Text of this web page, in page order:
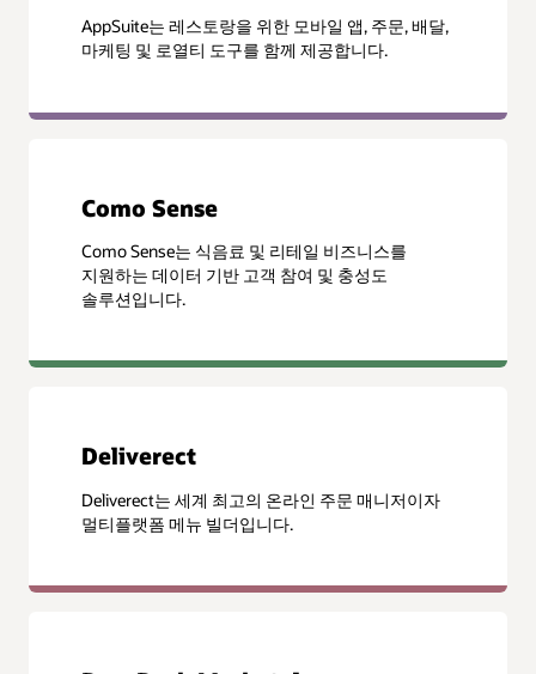
AppSuite는 레스토랑을 위한 모바일 앱, 주문, 배달,
마케팅 및 로열티 도구를 함께 제공합니다.
Como Sense
Como Sense는 식음료 및 리테일 비즈니스를
지원하는 데이터 기반 고객 참여 및 충성도
솔루션입니다.
Deliverect
Deliverect는 세계 최고의 온라인 주문 매니저이자
멀티플랫폼 메뉴 빌더입니다.